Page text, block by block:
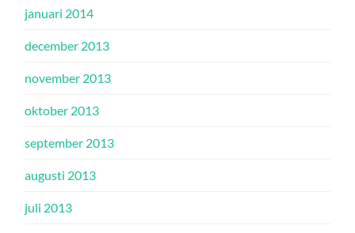
januari 2014
december 2013
november 2013
oktober 2013
september 2013
augusti 2013
juli 2013